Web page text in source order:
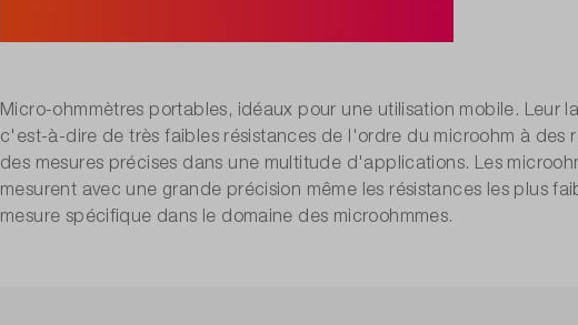
Micro-ohmmètres portables, idéaux pour une utilisation mobile. Leur
c'est-à-dire de très faibles résistances de l'ordre du microohm à des
des mesures précises dans une multitude d'applications. Les
mesurent avec une grande précision même les résistances les plus
mesure spécifique dans le domaine des microohmmes.